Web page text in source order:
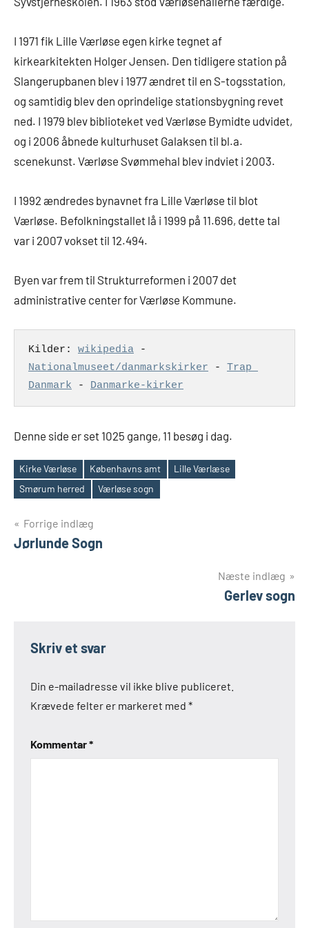
I 1971 fik Lille Værløse egen kirke tegnet af
kirkearkitekten Holger Jensen. Den tidligere station på
Slangerupbanen blev i 1977 ændret til en S-togsstation,
og samtidig blev den oprindelige stationsbygning revet
ned. I 1979 blev biblioteket ved Værløse Bymidte udvidet,
og i 2006 åbnede kulturhuset Galaksen til bl.a.
scenekunst. Værløse Svømmehal blev indviet i 2003.
I 1992 ændredes bynavnet fra Lille Værløse til blot
Værløse. Befolkningstallet lå i 1999 på 11.696, dette tal
var i 2007 vokset til 12.494.
Byen var frem til Strukturreformen i 2007 det
administrative center for Værløse Kommune.
Kilder: wikipedia
Nationalmuseet/danmarkskirker - Trap
Danmark - Danmarke-kirker
Denne side er set 1025 gange, 11 besøg i dag.
Tags
Kirke Værløse Københavns amt
Lille Værlæse
Smørum herred
Værløse sogn
Indlægsnavigation
Forrige indlæg
Jørlunde Sogn
Næste indlæg
Gerlev sogn
Skriv et svar
Din e-mailadresse vil ikke blive publiceret.
Krævede felter er markeret med *
Kommentar*